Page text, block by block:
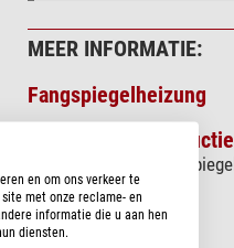
MEER INFORMATIE:
Fangspiegelheizung
Vangspiegel obstructie
Schaduw van de
en om ons verkeer te
met onze reclame- en
informatie die u aan hen
diensten.